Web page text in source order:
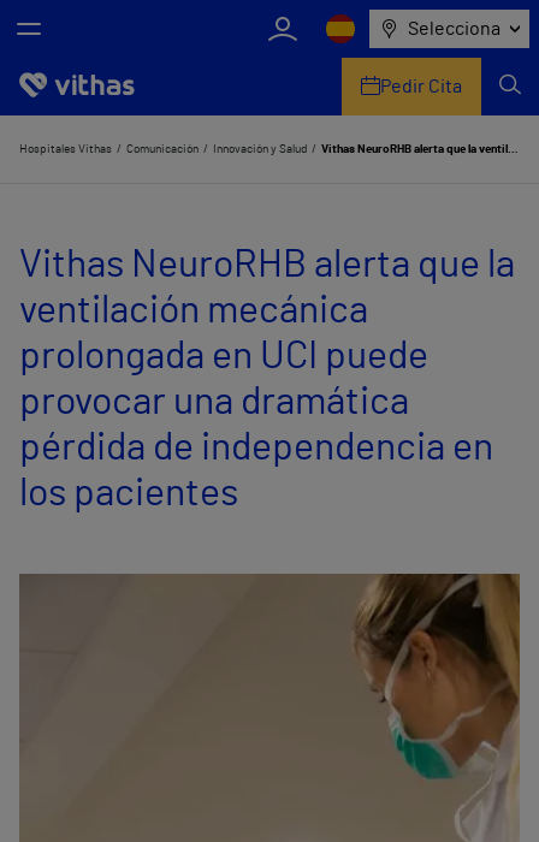
Selecciona
Nosotros
Servicios de salud
Equipo médico y asistencial
Información útil
Comunicación
Pedir Cita
Hospitales Vithas Comunicación Innovación y Salud Vithas NeuroRHB alerta que la ventilación mecánica prolongada en UCI puede provocar una dramática pérdida de independencia en los pacientes
Vithas NeuroRHB alerta que la
ventilación mecánica
prolongada en UCI puede
provocar una dramática
pérdida de independencia en
los pacientes